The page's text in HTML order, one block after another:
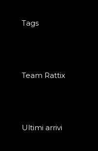
Tags
Team Rattix
Ultimi arrivi